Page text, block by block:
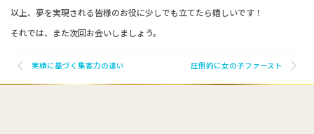
以上、夢を実現される皆様のお役に少しでも立てたら嬉しいです！
それでは、また次回お会いしましょう。
実績に基づく集客力の違い 圧倒的に女の子ファースト